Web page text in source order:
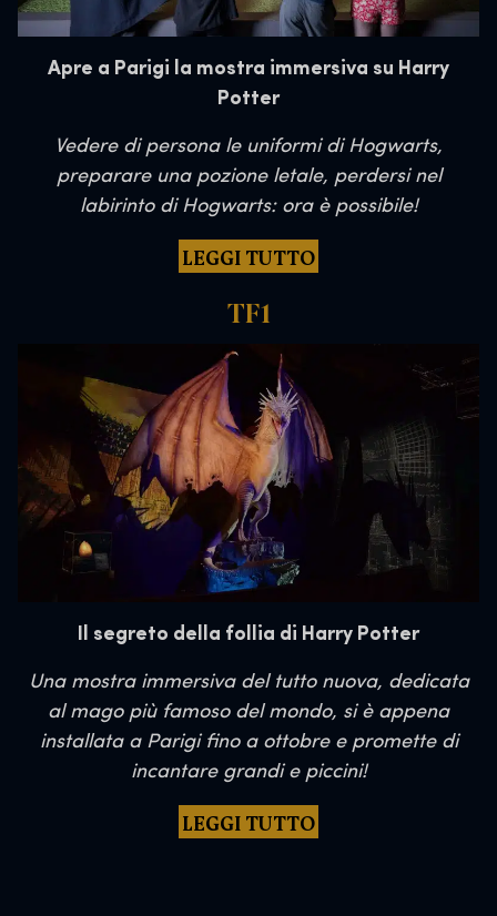
Apre a Parigi la mostra immersiva su Harry
Potter
Vedere di persona le uniformi di Hogwarts,
preparare una pozione letale, perdersi nel
labirinto di Hogwarts: ora è possibile!
LEGGI TUTTO
TF1
Il segreto della follia di Harry Potter
Una mostra immersiva del tutto nuova, dedicata
al mago più famoso del mondo, si è appena
installata a Parigi fino a ottobre e promette di
incantare grandi e piccini!
LEGGI TUTTO